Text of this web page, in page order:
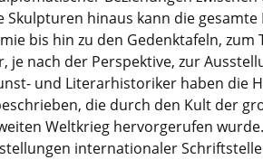
Skulpturen hinaus kann die
bis hin zu den Gedenktafeln,
je nach der Perspektive, zur
und Literarhistoriker haben die
die durch den Kult der
Weltkrieg hervorgerufen
internationaler